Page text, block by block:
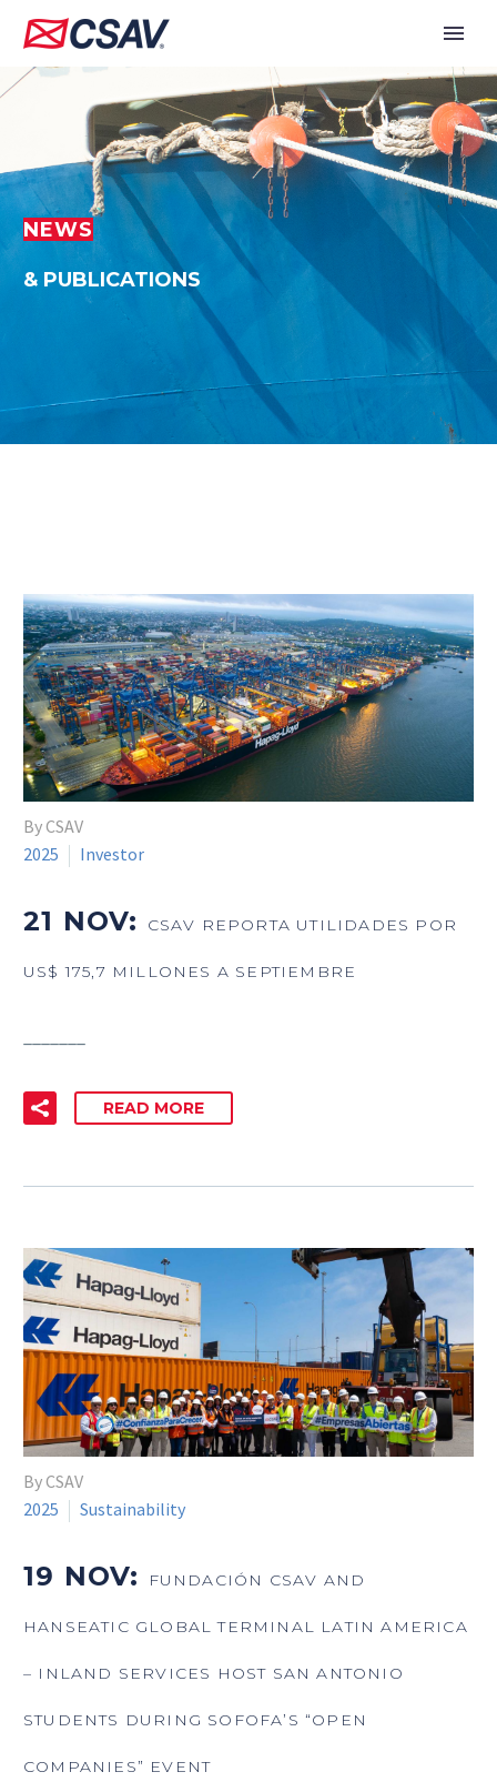
NEWS
& PUBLICATIONS
By CSAV
2025
Investor
21 NOV: CSAV REPORTA UTILIDADES POR
US$ 175,7 MILLONES A SEPTIEMBRE
READ MORE
By CSAV
2025
Sustainability
19 NOV: FUNDACIÓN CSAV AND
HANSEATIC GLOBAL TERMINAL LATIN AMERICA
– INLAND SERVICES HOST SAN ANTONIO
STUDENTS DURING SOFOFA’S “OPEN
COMPANIES” EVENT